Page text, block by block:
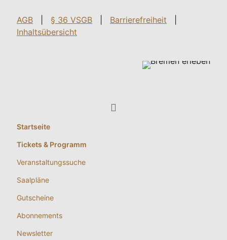
AGB § 36 VSGB Barrierefreiheit
Inhaltsübersicht
Startseite
Tickets & Programm
Veranstaltungssuche
Saalpläne
Gutscheine
Abonnements
Newsletter